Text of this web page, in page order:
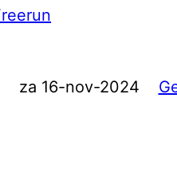
za 16-nov-2024